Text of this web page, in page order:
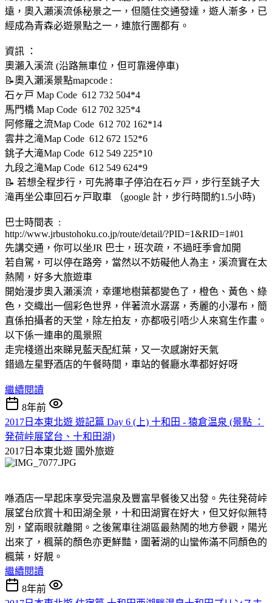
遠，奧入瀨溪流係秘景之一，但隨住交通發達，遊人漸多，已
經成為青森必遊景點之一，連旅行團都有。
資訊 ：
奧瀨入溪流 (沿路無車位，但可靠邊停車)
📝奧入瀨溪景點mapcode :
石ヶ戸 Map Code 612 732 504*4
馬門橋 Map Code 612 702 325*4
阿修羅之流Map Code 612 702 162*14
雲井之滝Map Code 612 672 152*6
銚子大滝Map Code 612 549 225*10
九段之滝Map Code 612 549 624*9
📝 若想全程步行，可先將車子停泊在石ヶ戸，步行至銚子大
滝再坐公車回石ヶ戸取車 （google 計，步行時間約1.5小時)
巴士時間表 :
http://www.jrbustohoku.co.jp/route/detail/?PID=1&RID=1#01
先講交通，你可以坐JR 巴士，班次疏，不過旺季會加開
若自駕，可以停在路旁，當然以不妨礙他人為主，溪流實在太
熱鬧，好多大旅遊車
開始漫步奧入瀨溪流，幸運地樹葉都變色了，橙色、黃色、綠
色，交織出一個彩色世界，伴著流水潺潺，秀麗的小瀑布，簡
直係拍攝者的天堂，除左拍友，亦都吸引唔少人來寫生作畫。
以下係一連串的風景照
走完棧道出來睇見藍天配紅葉，又一次感謝好天氣
錯過左星野酒店的午餐時間，車站的餐廳水準都好好呀
繼續閱讀
8年前
2017日本東北遊 遊記篇 Day 6 (上) 十和田 - 猿倉温泉 (景點 ：
発荷峠展望台、十和田湖)
2017日本東北遊 國外旅遊
喺酒店一早起床享受完温泉及豐富早餐後又出發。先往発荷峠
展望台欣賞十和田湖全景，十和田湖實在好大，但又好似無特
別，望兩眼就離開。之後駕車往湖區最熱鬧的地方參觀，陽光
出來了，楓葉的顏色亦更鮮豔，圍著湖的山蠻佈滿不同顏色的
楓葉，好靚。
繼續閱讀
8年前